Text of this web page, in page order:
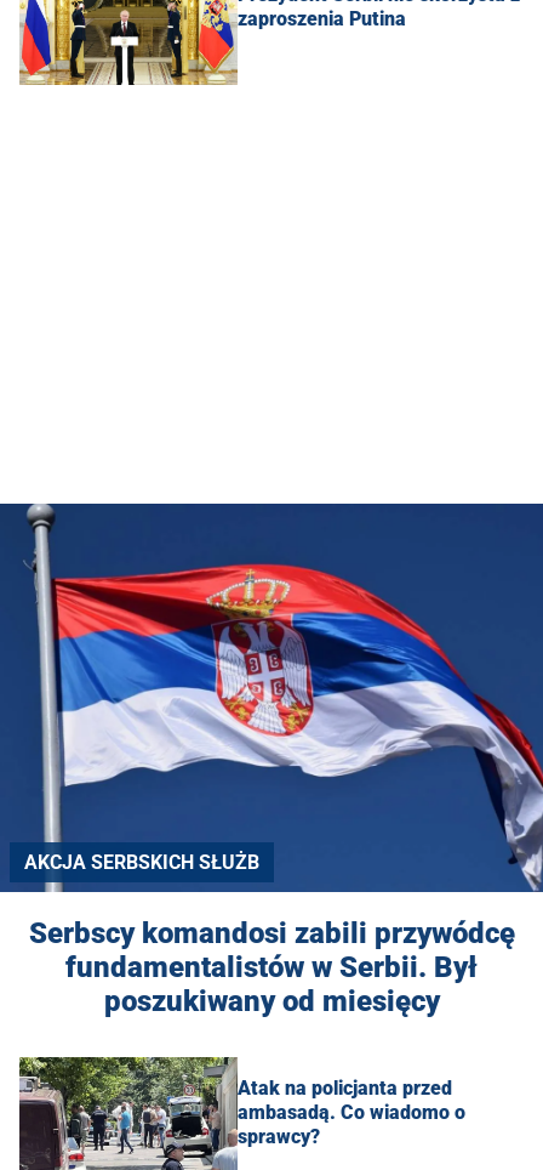
zaproszenia Putina
AKCJA SERBSKICH SŁUŻB
Serbscy komandosi zabili przywódcę
fundamentalistów w Serbii. Był
poszukiwany od miesięcy
Atak na policjanta przed
ambasadą. Co wiadomo o
sprawcy?